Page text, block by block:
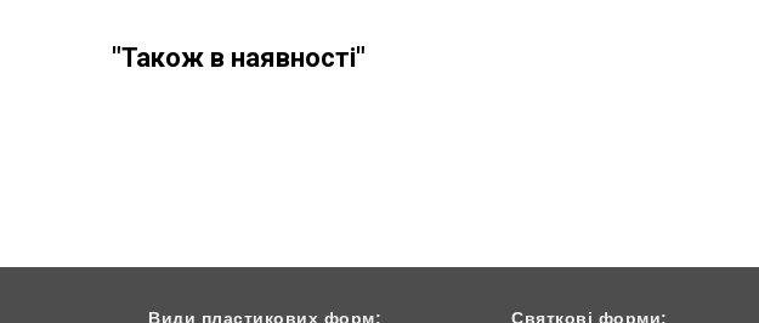
"Також в наявності"
Види пластикових форм: Святкові форми: